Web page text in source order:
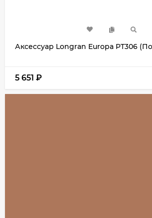
Аксессуар Longran Europa PT306
5 651 ₽